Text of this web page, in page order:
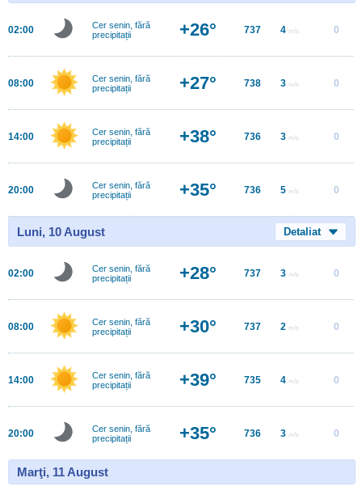
02:00
Cer senin, fără
precipitații
+26° 737 4 m/s 0
08:00
Cer senin, fără
precipitații
+27° 738 3 m/s 0
14:00
Cer senin, fără
precipitații
+38° 736 3 m/s 0
20:00
Cer senin, fără
precipitații
+35° 736 5 m/s 0
Luni, 10 August Detaliat
02:00
Cer senin, fără
precipitații
+28° 737 3 m/s 0
08:00
Cer senin, fără
precipitații
+30° 737 2 m/s 0
14:00
Cer senin, fără
precipitații
+39° 735 4 m/s 0
20:00
Cer senin, fără
precipitații
+35° 736 3 m/s 0
Marţi, 11 August